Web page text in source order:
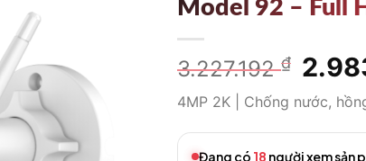
Model 92 – Full
3.227.192₫
Giá
gốc
là:
4MP 2K | Chống nước,
Đang có 18 người xem sản